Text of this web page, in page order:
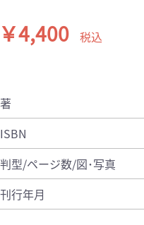
￥4,400 税込
著
ISBN
判型/ページ数/図･写真
刊行年月